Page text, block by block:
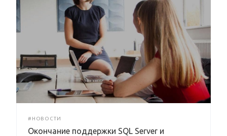
#НОВОСТИ
Окончание поддержки SQL Server и